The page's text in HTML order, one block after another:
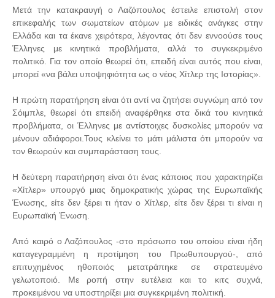
Μετά την κατακραυγή ο Λαζόπουλος έστειλε επιστολή στον
επικεφαλής των σωματείων ατόμων με ειδικές ανάγκες στην
Ελλάδα και τα έκανε χειρότερα, λέγοντας ότι δεν εννοούσε τους
Έλληνες με κινητικά προβλήματα, αλλά το συγκεκριμένο
πολιτικό. Για τον οποίο θεωρεί ότι, επειδή είναι αυτός που είναι,
μπορεί «να βάλει υποψηφιότητα ως ο νέος Χίτλερ της Ιστορίας».
Η πρώτη παρατήρηση είναι ότι αντί να ζητήσει συγνώμη από τον
Σόιμπλε, θεωρεί ότι επειδή αναφέρθηκε στα δικά του κινητικά
προβλήματα, οι Έλληνες με αντίστοιχες δυσκολίες μπορούν να
μένουν αδιάφοροι.Τους κλείνει το μάτι μάλιστα ότι μπορούν να
τον θεωρούν και συμπαράσταση τους.
Η δεύτερη παρατήρηση είναι ότι ένας κάποιος που χαρακτηρίζει
«Χίτλερ» υπουργό μιας δημοκρατικής χώρας της Ευρωπαϊκής
Ένωσης, είτε δεν ξέρει τι ήταν ο Χίτλερ, είτε δεν ξέρει τι είναι η
Ευρωπαϊκή Ένωση.
Από καιρό ο Λαζόπουλος -στο πρόσωπο του οποίου είναι ήδη
καταγεγραμμένη η προτίμηση του Πρωθυπουργού-, από
επιτυχημένος ηθοποιός μετατράπηκε σε στρατευμένο
γελωτοποιό. Με ροπή στην ευτέλεια και το κιτς συχνά,
προκειμένου να υποστηρίξει μια συγκεκριμένη πολιτική.